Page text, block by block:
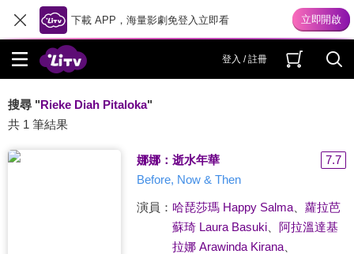
下載 APP，海量影劇免登入立即看
登入 / 註冊
搜尋 "Rieke Diah Pitaloka"
共 1 筆結果
娜娜：逝水年華
7.7
Before, Now & Then
演員： 哈琵莎瑪 Happy Salma、 蘿拉芭
蘇琦 Laura Basuki、 阿拉溫達基
拉娜 Arawinda Kirana、